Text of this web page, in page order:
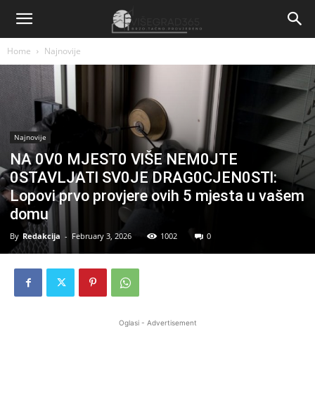
Home Najnovije
Najnovije
NA 0V0 MJEST0 VlŠE NEM0JTE
0STAVLJATl SV0JE DRAG0CJEN0STl:
Lopovi prvo provjere ovih 5 mjesta u vašem
domu
By Redakcija - February 3, 2026 1002 0
Oglasi - Advertisement